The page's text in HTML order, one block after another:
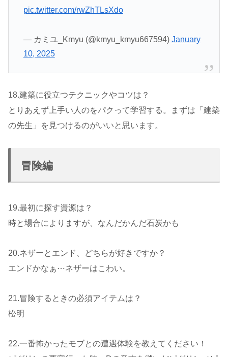
pic.twitter.com/rwZhTLsXdo
— カミユ_Kmyu (@kmyu_kmyu667594) January
10, 2025
18.建築に役立つテクニックやコツは？
とりあえず上手い人のをパクって学習する。まずは「建築
の先生」を見つけるのがいいと思います。
冒険編
19.最初に探す資源は？
時と場合によりますが、なんだかんだ石炭かも
20.ネザーとエンド、どちらが好きですか？
エンドかなぁ⋯ネザーはこわい。
21.冒険するときの必須アイテムは？
松明
22.一番怖かったモブとの遭遇体験を教えてください！